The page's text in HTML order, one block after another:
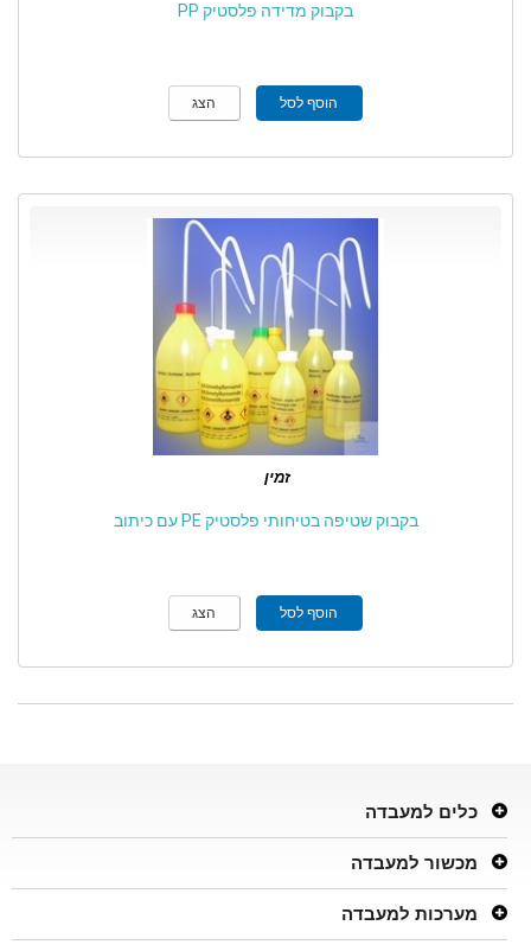
בקבוק מדידה פלסטיק PP
הוסף לסל הצג
זמין
בקבוק שטיפה בטיחותי פלסטיק PE עם כיתוב
הוסף לסל הצג
כלים למעבדה
מכשור למעבדה
מערכות למעבדה